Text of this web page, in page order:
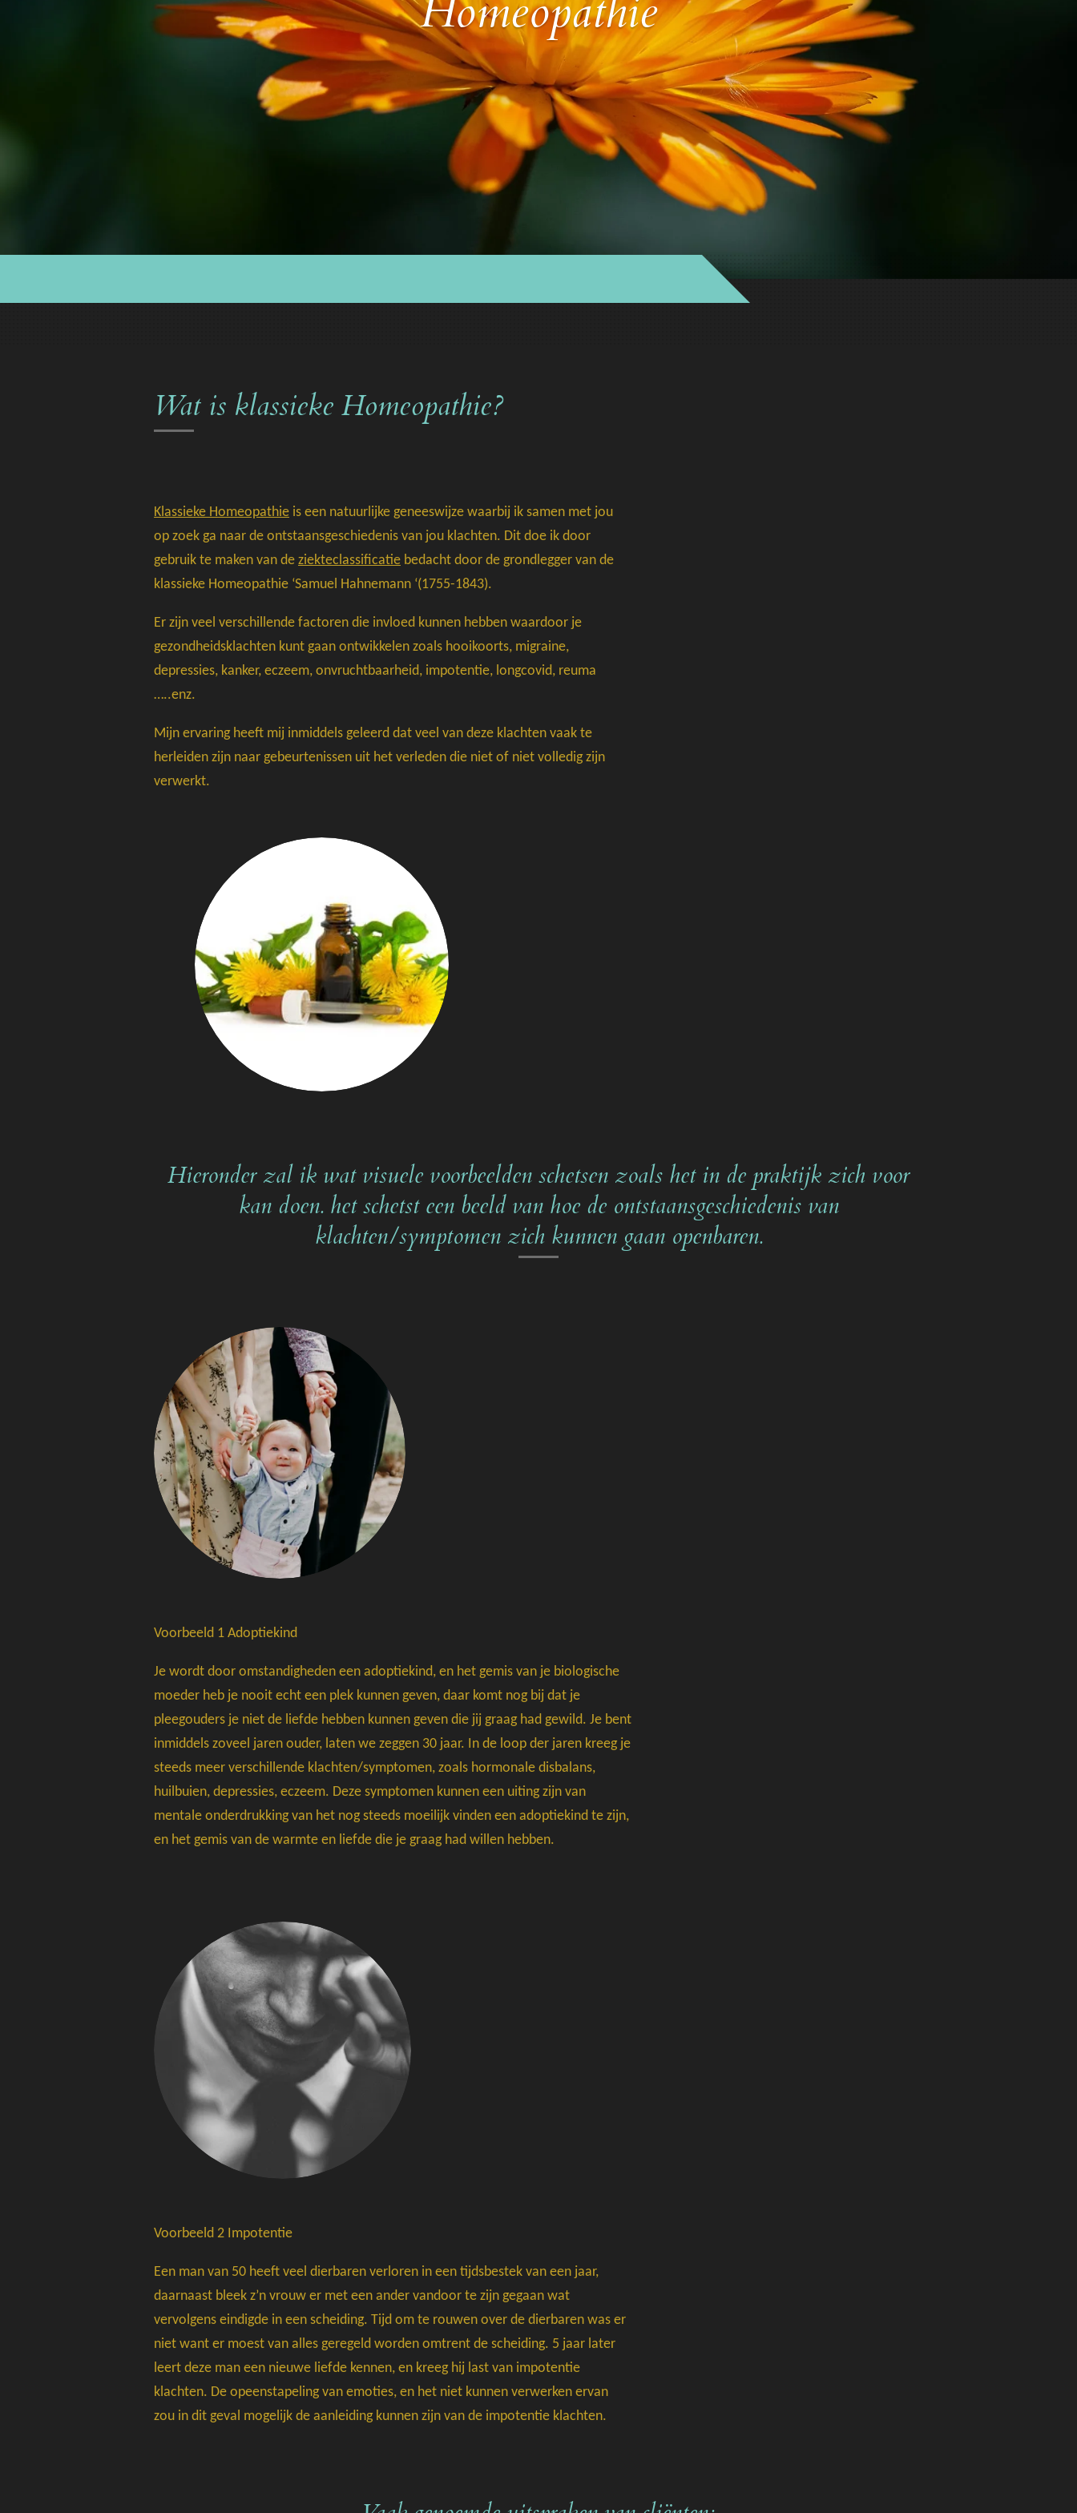
Wat is klassieke Homeopathie?
Klassieke Homeopathie is een natuurlijke geneeswijze waarbij ik samen met jou
op zoek ga naar de ontstaansgeschiedenis van jou klachten. Dit doe ik door
gebruik te maken van de ziekteclassificatie bedacht door de grondlegger van de
klassieke Homeopathie ‘Samuel Hahnemann ‘(1755-1843).
Er zijn veel verschillende factoren die invloed kunnen hebben waardoor je
gezondheidsklachten kunt gaan ontwikkelen zoals hooikoorts, migraine,
depressies, kanker, eczeem, onvruchtbaarheid, impotentie, longcovid, reuma
…..enz.
Mijn ervaring heeft mij inmiddels geleerd dat veel van deze klachten vaak te
herleiden zijn naar gebeurtenissen uit het verleden die niet of niet volledig zijn
verwerkt.
Hieronder zal ik wat visuele voorbeelden schetsen zoals het in de praktijk zich voor
kan doen. het schetst een beeld van hoe de ontstaansgeschiedenis van
klachten/symptomen zich kunnen gaan openbaren.
Voorbeeld 1 Adoptiekind
Je wordt door omstandigheden een adoptiekind, en het gemis van je biologische
moeder heb je nooit echt een plek kunnen geven, daar komt nog bij dat je
pleegouders je niet de liefde hebben kunnen geven die jij graag had gewild. Je bent
inmiddels zoveel jaren ouder, laten we zeggen 30 jaar. In de loop der jaren kreeg je
steeds meer verschillende klachten/symptomen, zoals hormonale disbalans,
huilbuien, depressies, eczeem. Deze symptomen kunnen een uiting zijn van
mentale onderdrukking van het nog steeds moeilijk vinden een adoptiekind te zijn,
en het gemis van de warmte en liefde die je graag had willen hebben.
Voorbeeld 2 Impotentie
Een man van 50 heeft veel dierbaren verloren in een tijdsbestek van een jaar,
daarnaast bleek z’n vrouw er met een ander vandoor te zijn gegaan wat
vervolgens eindigde in een scheiding. Tijd om te rouwen over de dierbaren was er
niet want er moest van alles geregeld worden omtrent de scheiding. 5 jaar later
leert deze man een nieuwe liefde kennen, en kreeg hij last van impotentie
klachten. De opeenstapeling van emoties, en het niet kunnen verwerken ervan
zou in dit geval mogelijk de aanleiding kunnen zijn van de impotentie klachten.